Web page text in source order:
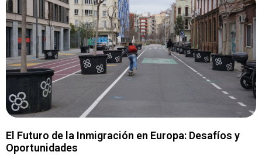
El Futuro de la Inmigración en Europa: Desafíos y
Oportunidades